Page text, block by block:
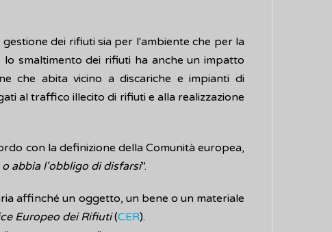
dei rifiuti sia per l'ambiente che per la
smaltimento dei rifiuti ha anche un impatto
che abita vicino a discariche e impianti di
al traffico illecito di rifiuti e alla realizzazione
con la definizione della Comunità europea,
abbia l'obbligo di disfarsi”.
affinché un oggetto, un bene o un materiale
Europeo dei Rifiuti(CER).